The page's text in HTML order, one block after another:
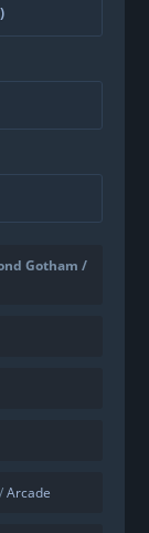
)
Gotham /
/Arcade